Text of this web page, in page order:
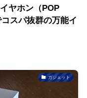
ヤホン（POP
スパ抜群の万能イ
ガジェット